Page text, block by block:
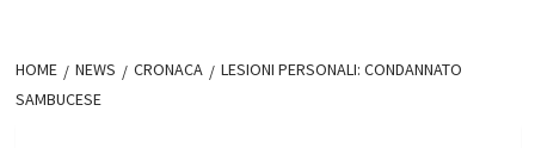
HOME NEWS CRONACA
LESIONI PERSONALI: CONDANNATO
SAMBUCESE